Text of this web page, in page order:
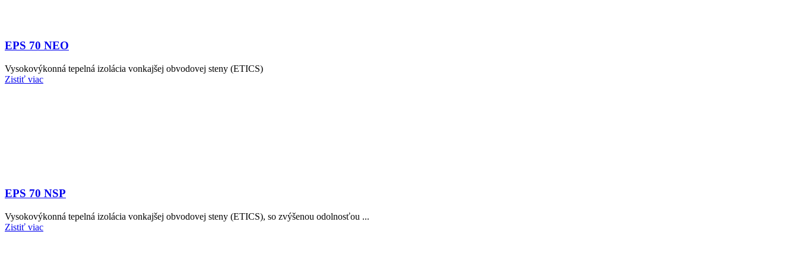
EPS 70 NEO
Vysokovýkonná tepelná izolácia vonkajšej obvodovej steny (ETICS)
Zistiť viac
EPS 70 NSP
Vysokovýkonná tepelná izolácia vonkajšej obvodovej steny (ETICS), so zvýšenou odolnosťou ...
Zistiť viac